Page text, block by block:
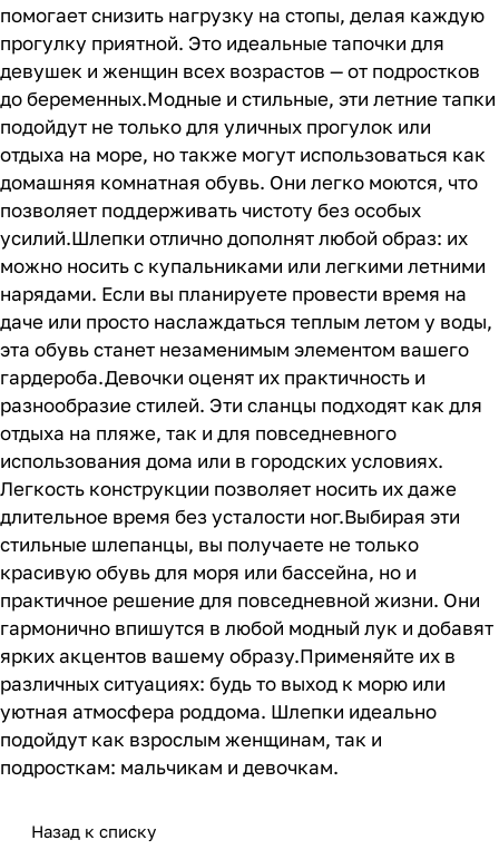
помогает снизить нагрузку на стопы, делая каждую
прогулку приятной. Это идеальные тапочки для
девушек и женщин всех возрастов — от подростков
до беременных.Модные и стильные, эти летние тапки
подойдут не только для уличных прогулок или
отдыха на море, но также могут использоваться как
домашняя комнатная обувь. Они легко моются, что
позволяет поддерживать чистоту без особых
усилий.Шлепки отлично дополнят любой образ: их
можно носить с купальниками или легкими летними
нарядами. Если вы планируете провести время на
даче или просто наслаждаться теплым летом у воды,
эта обувь станет незаменимым элементом вашего
гардероба.Девочки оценят их практичность и
разнообразие стилей. Эти сланцы подходят как для
отдыха на пляже, так и для повседневного
использования дома или в городских условиях.
Легкость конструкции позволяет носить их даже
длительное время без усталости ног.Выбирая эти
стильные шлепанцы, вы получаете не только
красивую обувь для моря или бассейна, но и
практичное решение для повседневной жизни. Они
гармонично впишутся в любой модный лук и добавят
ярких акцентов вашему образу.Применяйте их в
различных ситуациях: будь то выход к морю или
уютная атмосфера роддома. Шлепки идеально
подойдут как взрослым женщинам, так и
подросткам: мальчикам и девочкам.
Назад к списку